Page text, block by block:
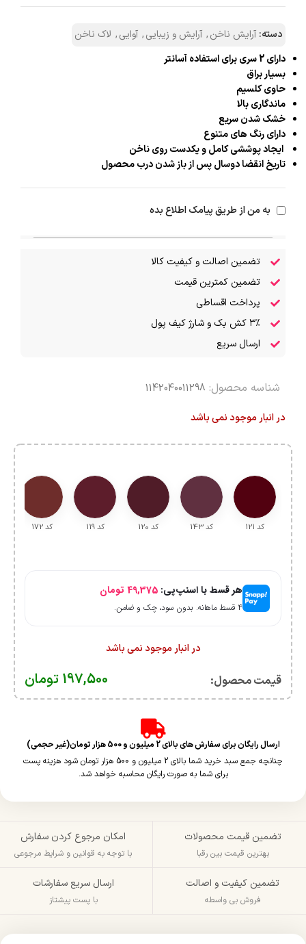
دسته: آرایش ناخن, آرایش و زیبایی, آوایی, لاک ناخن
دارای 2 سری برای استفاده آسانتر
بسیار براق
حاوی کلسیم
ماندگاری بالا
خشک شدن سریع
دارای رنگ های متنوع
ایجاد پوششی کامل و یکدست روی ناخن
تاریخ انقضا دوسال پس از باز شدن درب محصول
به من از طریق پیامک اطلاع بده
تضمین اصالت و کیفیت کالا
تضمین کمترین قیمت
پرداخت اقساطی
۳٪ کش بک و شارژ کیف پول
ارسال سریع
شناسه محصول: 1142040011298
در انبار موجود نمی باشد
کد 121 کد 143 کد 120 کد 119 کد 172
هر قسط با اسنپ‌پی: 49,375 تومان
۴ قسط ماهانه. بدون سود، چک و ضامن.
در انبار موجود نمی باشد
قیمت محصول:​ 197,500 تومان
ارسال رایگان برای سفارش های بالای 2 میلیون و 500 هزار تومان(غیر حجمی)
چنانچه جمع سبد خرید شما بالای 2 میلیون و 500 هزار تومان شود هزینه پست
برای شما به صورت رایگان محاسبه خواهد شد.
تضمین قیمت محصولات
بهترین قیمت بین رقبا
امکان مرجوع کردن سفارش
با توجه به قوانین و شرایط مرجوعی
تضمین کیفیت و اصالت
فروش بی واسطه
ارسال سریع سفارشات
با پست پیشتاز